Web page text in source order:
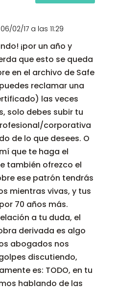
02/17 a las 11:29
¡por un año y
que esto se queda
en el archivo de Safe
reclamar una
las veces
solo debes subir tu
corporativa
de lo que desees. O
que te haga el
también ofrezco el
ese patrón tendrás
mientras vivas, y tus
70 años más.
a tu duda, el
derivada es algo
abogados nos
discutiendo,
es: TODO, en tu
hablando de las